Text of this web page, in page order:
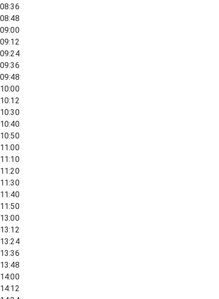
08:36
08:48
09:00
09:12
09:24
09:36
09:48
10:00
10:12
10:30
10:40
10:50
11:00
11:10
11:20
11:30
11:40
11:50
13:00
13:12
13:24
13:36
13:48
14:00
14:12